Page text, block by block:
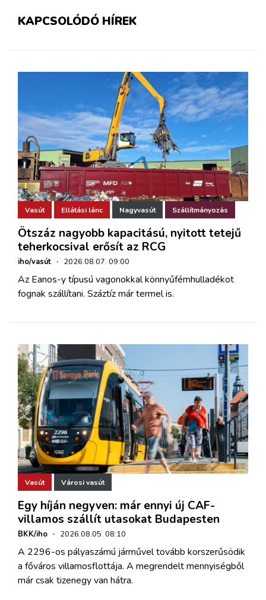
KAPCSOLÓDÓ HÍREK
Vasút Ellátási lánc Nagyvasút Szállítmányozás
Ötszáz nagyobb kapacitású, nyitott tetejű
teherkocsival erősít az RCG
iho/vasút · 2026.08.07. 09:00
Az Eanos-y típusú vagonokkal könnyűfémhulladékot
fognak szállítani. Száztíz már termel is.
Vasút Városi vasút
Egy híján negyven: már ennyi új CAF-
villamos szállít utasokat Budapesten
BKK/iho · 2026.08.05. 08:10
A 2296-os pályaszámú járművel tovább korszerűsödik
a főváros villamosflottája. A megrendelt mennyiségből
már csak tizenegy van hátra.